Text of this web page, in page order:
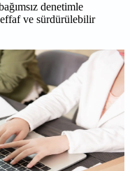
denetimle
ve sürdürülebilir